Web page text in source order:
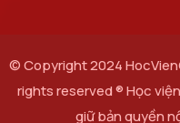
© Copyright 2024
rights reserved ® Học
giữ bản quyền